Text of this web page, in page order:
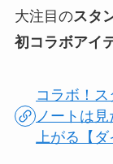
大注目のスタ
初コラボアイ
コラボ！
ノートは
上がる【